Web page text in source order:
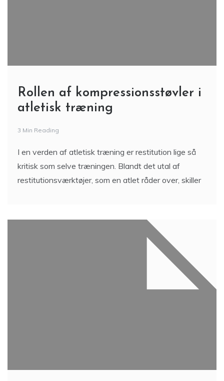
Rollen af ​​kompressionsstøvler i
atletisk træning
3 Min Reading
I en verden af ​​atletisk træning er restitution lige så
kritisk som selve træningen. Blandt det utal af
restitutionsværktøjer, som en atlet råder over, skiller